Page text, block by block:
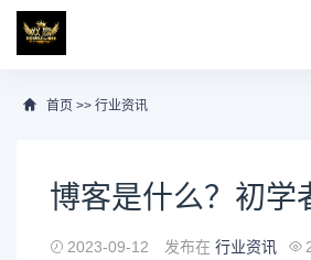
首页 >> 行业资讯
博客是什么？初学
2023-09-12 发布在 行业资讯